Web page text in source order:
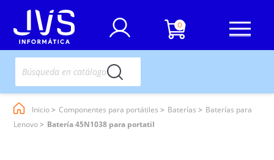
0
Inicio Componentes para portátiles Baterías
Baterías para
Lenovo
Batería 45N1038 para portatil